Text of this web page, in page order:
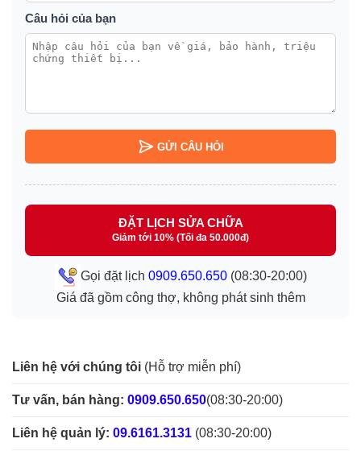
Câu hỏi của bạn
GỬI CÂU HỎI
ĐẶT LỊCH SỬA CHỮA
Giảm tới 10% (Tối đa 50.000đ)
Gọi đặt lịch 0909.650.650(08:30-20:00)
Giá đã gồm công thợ, không phát sinh thêm
Liên hệ với chúng tôi (Hỗ trợ miễn phí)
Tư vấn, bán hàng: 0909.650.650(08:30-20:00)
Liên hệ quản lý: 09.6161.3131 (08:30-20:00)